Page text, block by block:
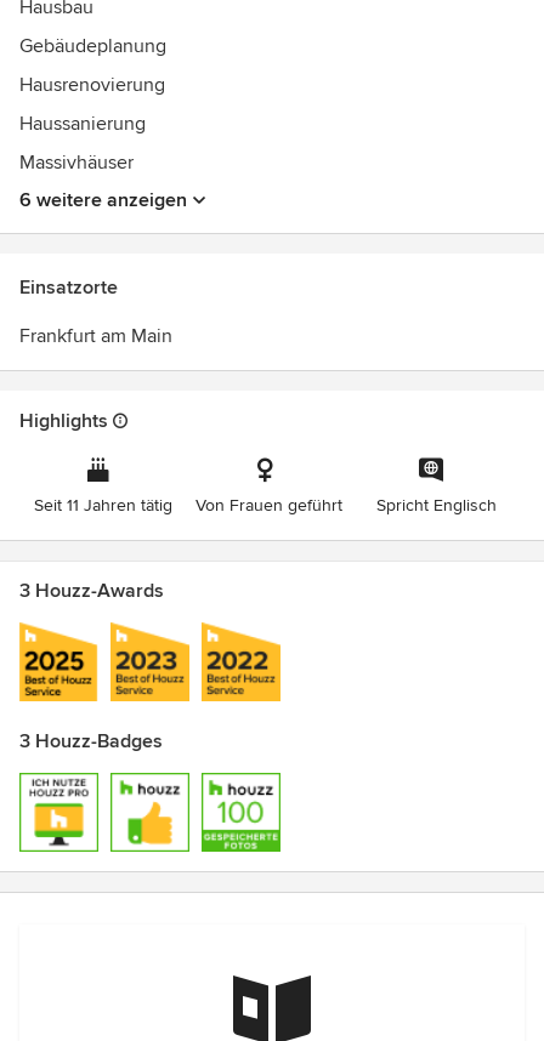
Hausbau
Gebäudeplanung
Hausrenovierung
Haussanierung
Massivhäuser
6 weitere anzeigen
Einsatzorte
Frankfurt am Main
Highlights
Seit 11 Jahren tätig Von Frauen geführt Spricht Englisch
3 Houzz-Awards
3 Houzz-Badges